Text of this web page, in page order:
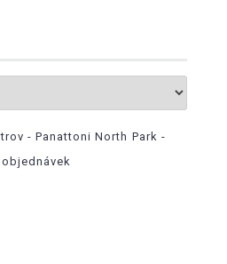
- Panattoni North Park -